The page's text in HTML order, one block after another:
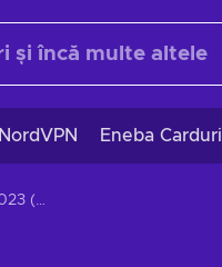
NordVPN Eneba Carduri
F1® Manager 2023 (PC) Steam Key GLOBAL